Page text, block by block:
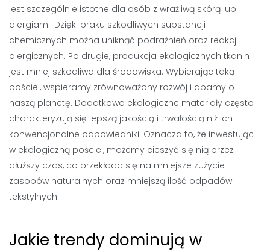
jest szczególnie istotne dla osób z wrażliwą skórą lub
alergiami. Dzięki braku szkodliwych substancji
chemicznych można uniknąć podrażnień oraz reakcji
alergicznych. Po drugie, produkcja ekologicznych tkanin
jest mniej szkodliwa dla środowiska. Wybierając taką
pościel, wspieramy zrównoważony rozwój i dbamy o
naszą planetę. Dodatkowo ekologiczne materiały często
charakteryzują się lepszą jakością i trwałością niż ich
konwencjonalne odpowiedniki. Oznacza to, że inwestując
w ekologiczną pościel, możemy cieszyć się nią przez
dłuższy czas, co przekłada się na mniejsze zużycie
zasobów naturalnych oraz mniejszą ilość odpadów
tekstylnych.
Jakie trendy dominują w